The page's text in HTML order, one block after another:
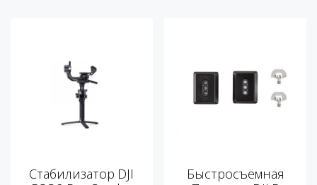
Стабилизатор DJI
Быстросъёмная